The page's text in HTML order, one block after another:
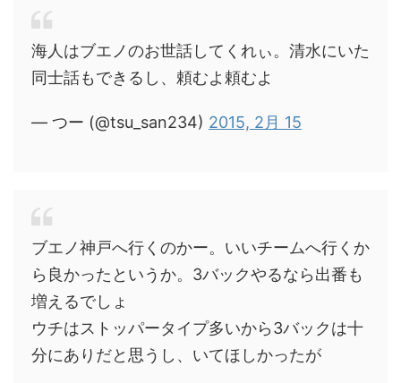
海人はブエノのお世話してくれぃ。清水にいた
同士話もできるし、頼むよ頼むよ
— つー (@tsu_san234) 2015, 2月 15
ブエノ神戸へ行くのかー。いいチームへ行くか
ら良かったというか。3バックやるなら出番も
増えるでしょ
ウチはストッパータイプ多いから3バックは十
分にありだと思うし、いてほしかったが